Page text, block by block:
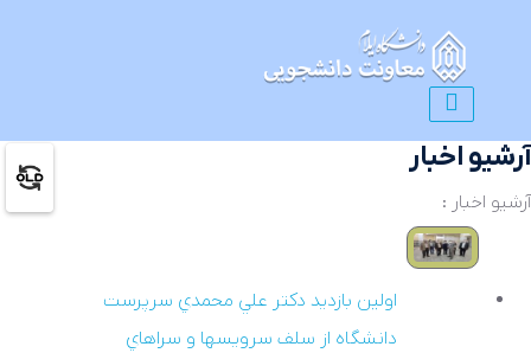
آرشیو اخبار
آرشیو اخبار :
اولين بازديد دکتر علي محمدي سرپرست
دانشگاه از سلف سرويسها و سراهاي